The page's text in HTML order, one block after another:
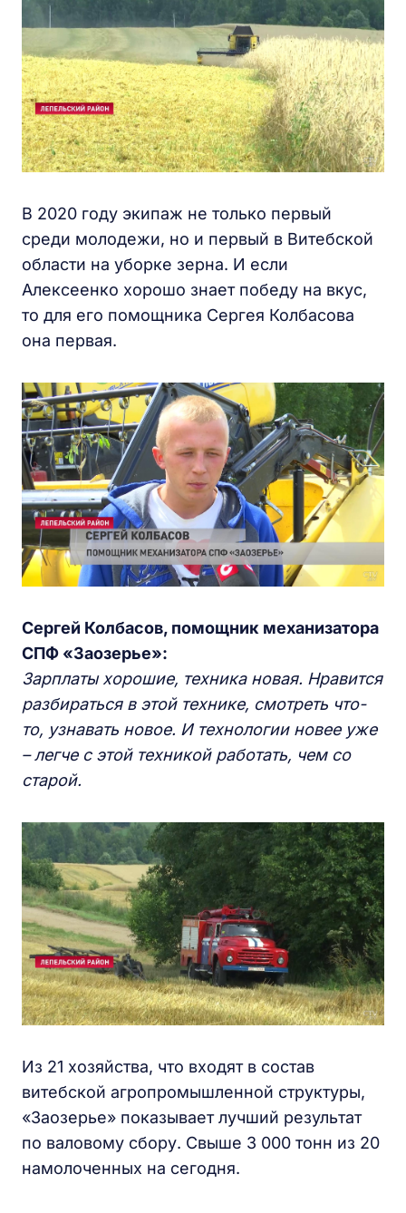
В 2020 году экипаж не только первый
среди молодежи, но и первый в Витебской
области на уборке зерна. И если
Алексеенко хорошо знает победу на вкус,
то для его помощника Сергея Колбасова
она первая.
Сергей Колбасов, помощник механизатора
СПФ «Заозерье»:
Зарплаты хорошие, техника новая. Нравится
разбираться в этой технике, смотреть что-
то, узнавать новое. И технологииновее уже
– легче с этой техникой работать, чем со
старой.
Из 21 хозяйства, что входят в состав
витебской агропромышленной структуры,
«Заозерье» показывает лучший результат
по валовому сбору. Свыше 3 000 тонн из 20
намолоченных на сегодня.